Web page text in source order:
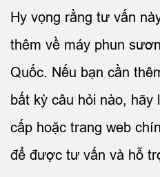
Hy vọng rằng tư vấn
thêm về máy phun
Quốc. Nếu bạn cần
bất kỳ câu hỏi nào, hãy
cấp hoặc trang web
để được tư vấn và hỗ